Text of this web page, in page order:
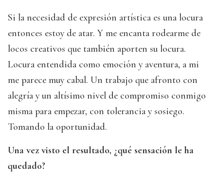
Si la necesidad de expresión artística es una locura
entonces estoy de atar. Y me encanta rodearme de
locos creativos que también aporten su locura.
Locura entendida como emoción y aventura, a mi
me parece muy cabal. Un trabajo que afronto con
alegría y un altísimo nivel de compromiso conmigo
misma para empezar, con tolerancia y sosiego.
Tomando la oportunidad.
Una vez visto el resultado, ¿qué sensación le ha
quedado?